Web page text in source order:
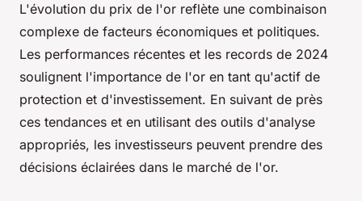
L'évolution du prix de l'or reflète une combinaison
complexe de facteurs économiques et politiques.
Les performances récentes et les records de 2024
soulignent l'importance de l'or en tant qu'actif de
protection et d'investissement. En suivant de près
ces tendances et en utilisant des outils d'analyse
appropriés, les investisseurs peuvent prendre des
décisions éclairées dans le marché de l'or.